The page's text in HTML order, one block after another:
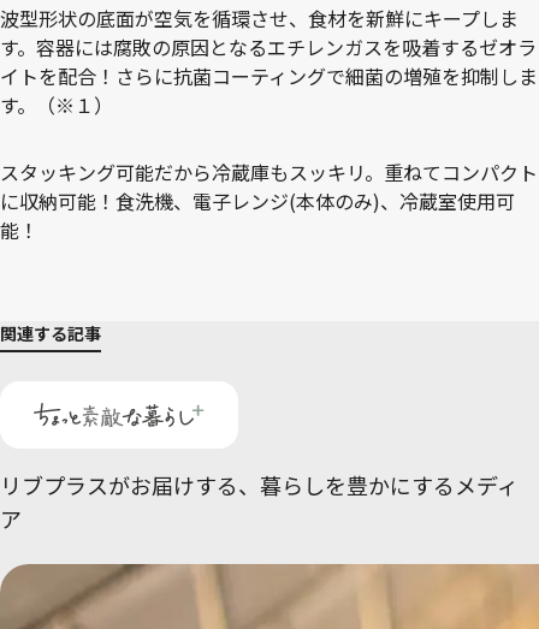
波型形状の底面が空気を循環させ、食材を新鮮にキープしま
す。容器には腐敗の原因となるエチレンガスを吸着するゼオラ
イトを配合！さらに抗菌コーティングで細菌の増殖を抑制しま
す。（※１）
スタッキング可能だから冷蔵庫もスッキリ。重ねてコンパクト
に収納可能！食洗機、電子レンジ(本体のみ)、冷蔵室使用可
能！
関連する記事
リブプラスがお届けする、 暮らしを豊かにするメディ
ア